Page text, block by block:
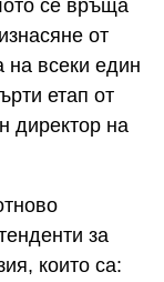
се връща
от
на всеки един
етап от
директор на
за
които са: